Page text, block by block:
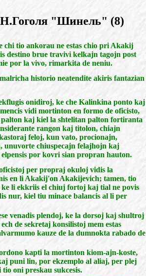
Н.Гоголя "Шинель" (8)
chi tio ankorau ne estas chio pri Akakij
destino brue travivi kelkajn tagojn post
por la vivo, rimarkita de neniu.
historio neatendite akiris fantazian
onidiroj, ke che Kalinkina ponto kaj
vidi mortinton en formo de oficisto,
kaj kiel la shtelitan palton fortiranta
rangon kaj titolon, chiajn
feloj, kun vato, procionajn,
unuvorte chiuspecajn felajhojn kaj
por kovri sian propran hauton.
per propraj okuloj vidis la
en li Akakij'on Akakijevich; tamen, tio
li ekkriis el chiuj fortoj kaj tial ne povis
nur, kiel tiu minace balancis al li per
venadis plendoj, ke la dorsoj kaj shultroj
de sekretaj konsilistoj mem estas
kauze de la dumnokta rabado de
kapti la mortinton kiom-ajn-koste,
puni lin, por ekzemplo al aliaj, per plej
oni preskau sukcesis.